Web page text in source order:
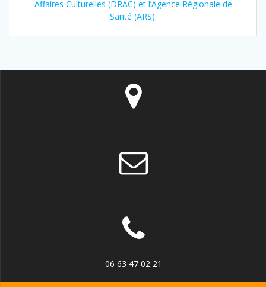
Affaires Culturelles (DRAC) et l’Agence Régionale de
Santé (ARS).
06 63 47 02 21